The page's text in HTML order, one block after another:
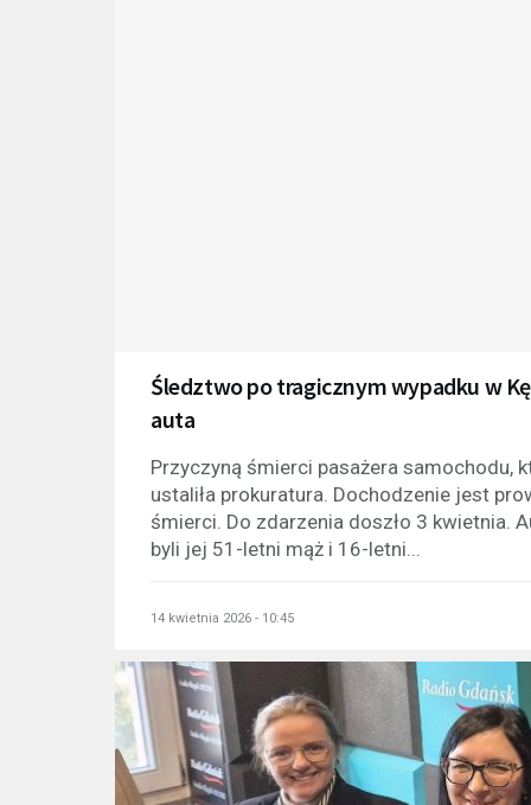
Śledztwo po tragicznym wypadku w
auta
Przyczyną śmierci pasażera samochodu,
ustaliła prokuratura. Dochodzenie jest
śmierci. Do zdarzenia doszło 3 kwietnia.
byli jej 51-letni mąż i 16-letni...
14 kwietnia 2026 - 10:45